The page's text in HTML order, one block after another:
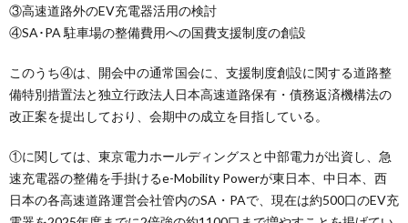
③高速道路外のEV充電器活用の検討
④SA･PA 駐車場の整備費用への国費支援制度の創設
このうち④は、開会中の通常国会に、支援制度創設に関する道路整
備特別措置法と独立行政法人日本高速道路保有・債務返済機構法の
改正案を提出しており、会期中の成立を目指している。
①に関しては、東京電力ホールディングスと中部電力が出資し、急
速充電器の整備を手掛けるe-Mobility Powerが東日本、中日本、西
日本の各高速道路運営会社管内のSA・PAで、現在は約500口のEV充